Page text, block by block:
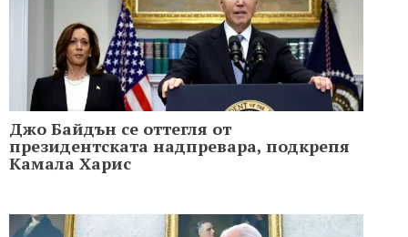
Джо Байдън се оттегля от
президентската надпревара, подкрепя
Камала Харис